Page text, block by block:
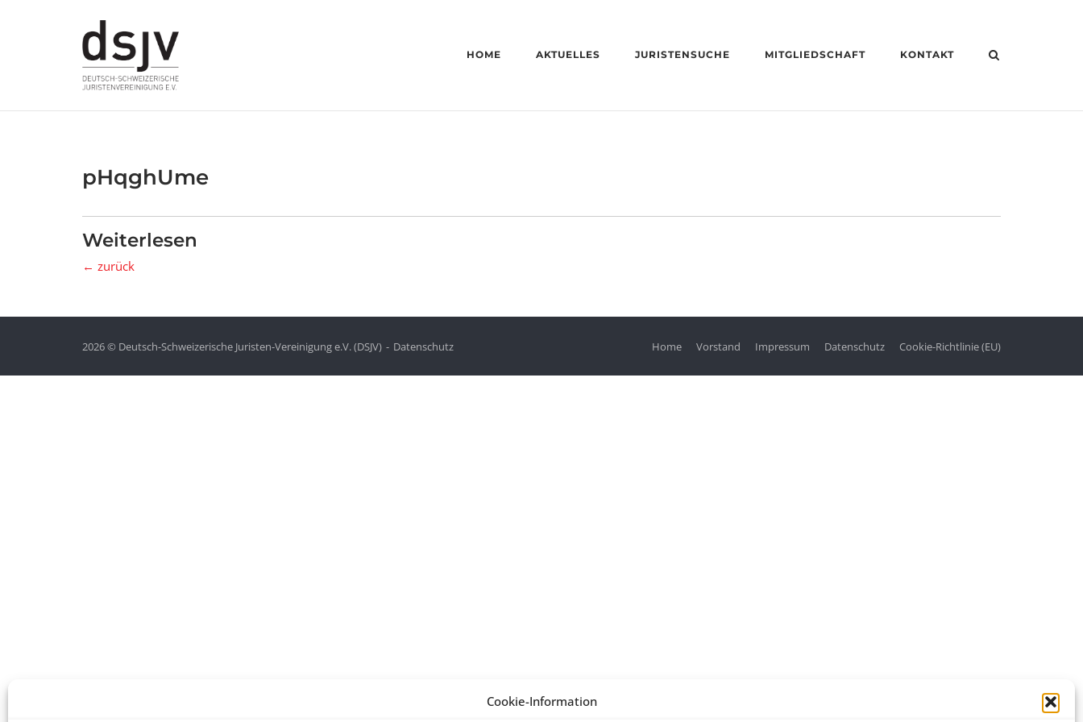
Cookie-Information
HOME AKTUELLES JURISTENSUCHE MITGLIEDSCHAFT KONTAKT
pHqghUme
Weiterlesen
← zurück
2026 © Deutsch-Schweizerische Juristen-Vereinigung e.V. (DSJV) Datenschutz Home Vorstand Impressum Datenschutz Cookie-Richtlinie (EU)